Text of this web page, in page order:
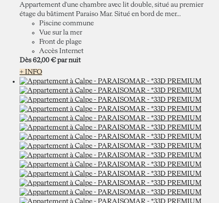
Appartement d'une chambre avec lit double, situé au premier
étage du bâtiment Paraiso Mar. Situé en bord de mer...
Piscine commune
Vue sur la mer
Front de plage
Accès Internet
Dès 62,00 € par nuit
+ INFO